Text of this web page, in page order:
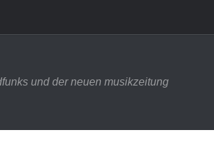
und der neuen musikzeitung